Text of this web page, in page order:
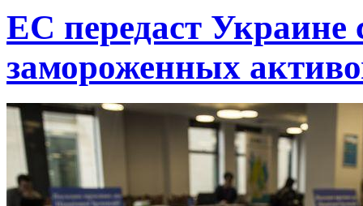
ЕС передаст Украине
замороженных